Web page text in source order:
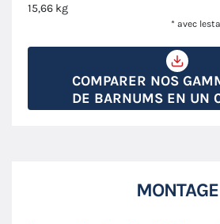
15,66 kg
* avec
COMPARER NOS
DE BARNUMS EN UN
MONTAGE